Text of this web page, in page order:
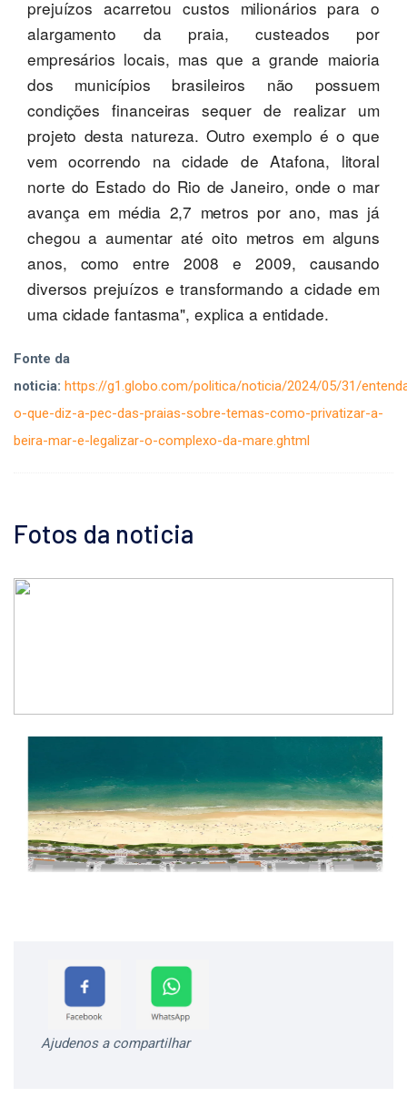
prejuízos acarretou custos milionários para o
alargamento da praia, custeados por
empresários locais, mas que a grande maioria
dos municípios brasileiros não possuem
condições financeiras sequer de realizar um
projeto desta natureza. Outro exemplo é o que
vem ocorrendo na cidade de Atafona, litoral
norte do Estado do Rio de Janeiro, onde o mar
avança em média 2,7 metros por ano, mas já
chegou a aumentar até oito metros em alguns
anos, como entre 2008 e 2009, causando
diversos prejuízos e transformando a cidade em
uma cidade fantasma", explica a entidade.
Fonte da
noticia: https://g1.globo.com/politica/noticia/2024/05/31/
o-que-diz-a-pec-das-praias-sobre-temas-como-privatizar-a-
beira-mar-e-legalizar-o-complexo-da-mare.ghtml
Fotos da noticia
Ajudenos a compartilhar